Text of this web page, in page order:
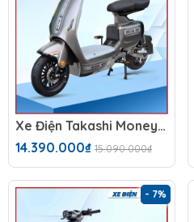
Xe Điện Takashi Money (60V-23Ah) 5 Bình
14.390.000₫ 15.090.000₫
- 7%